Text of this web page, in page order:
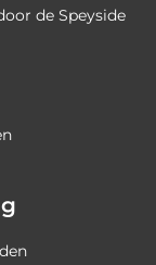
de Speyside